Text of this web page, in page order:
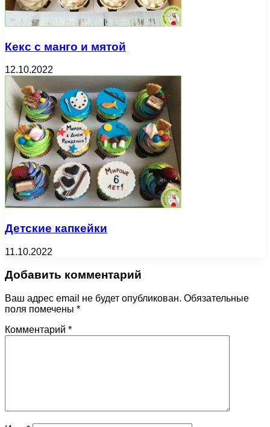
Кекс с манго и мятой
12.10.2022
Детские капкейки
11.10.2022
Добавить комментарий
Ваш адрес email не будет опубликован. Обязательные
поля помечены *
Комментарий *